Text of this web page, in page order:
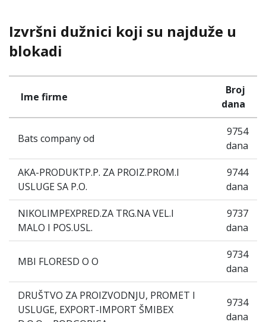
Izvršni dužnici koji su najduže u
blokadi
Ime firme
Broj
dana
Bats company od
9754
dana
AKA-PRODUKTP.P. ZA PROIZ.PROM.I
USLUGE SA P.O.
9744
dana
NIKOLIMPEXPRED.ZA TRG.NA VEL.I
MALO I POS.USL.
9737
dana
MBI FLORESD O O
9734
dana
DRUŠTVO ZA PROIZVODNJU, PROMET I
USLUGE, EXPORT-IMPORT ŠMIBEX
9734
dana